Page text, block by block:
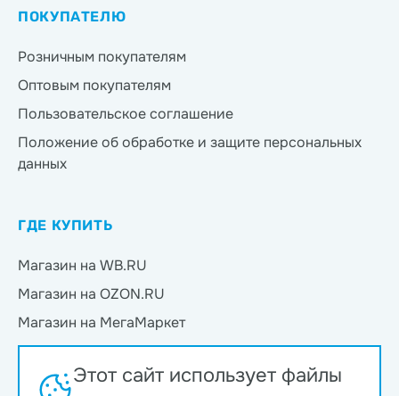
ПОКУПАТЕЛЮ
Розничным покупателям
Оптовым покупателям
Пользовательское соглашение
Положение об обработке и защите персональных
данных
ГДЕ КУПИТЬ
Магазин на WB.RU
Магазин на OZON.RU
Магазин на МегаМаркет
Магазин на Яндекс.Маркет
Магазин на Магнит Маркет
Этот сайт использует файлы